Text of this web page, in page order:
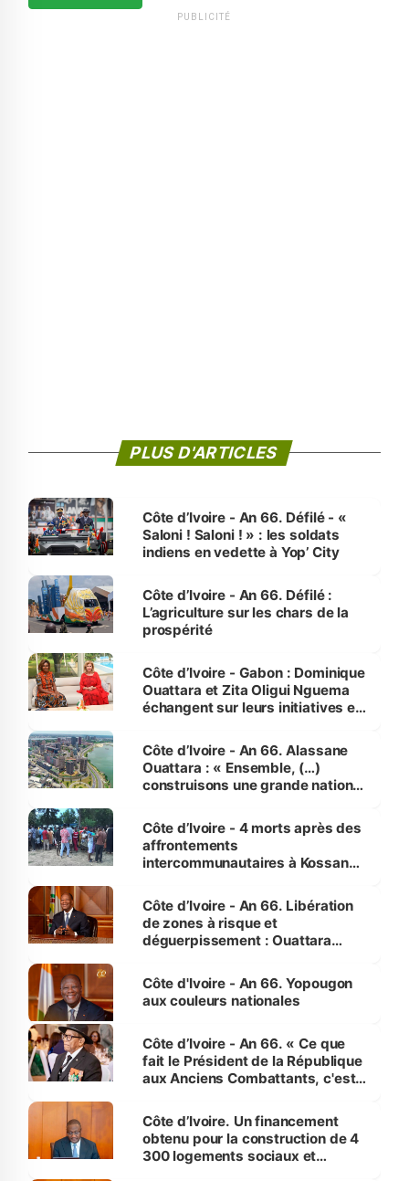
PUBLICITÉ
PLUS D'ARTICLES
Côte d’Ivoire - An 66. Défilé - «
Saloni ! Saloni ! » : les soldats
indiens en vedette à Yop’ City
Côte d’Ivoire - An 66. Défilé :
L’agriculture sur les chars de la
prospérité
Côte d’Ivoire - Gabon : Dominique
Ouattara et Zita Oligui Nguema
échangent sur leurs initiatives en
enfants
Côte d’Ivoire - An 66. Alassane
Ouattara : « Ensemble, (…)
construisons une grande nation
générations futures »
Côte d’Ivoire - 4 morts après des
affrontements
intercommunautaires à Kossandji
milieu des sinistrés
Côte d’Ivoire - An 66. Libération
de zones à risque et
déguerpissement : Ouattara
l'Etat de droit pour préserver les
vies humaines »
Côte d'Ivoire - An 66. Yopougon
aux couleurs nationales
Côte d’Ivoire - An 66. « Ce que
fait le Président de la République
aux Anciens Combattants, c'est
Côte d’Ivoire. Un financement
obtenu pour la construction de 4
300 logements sociaux et